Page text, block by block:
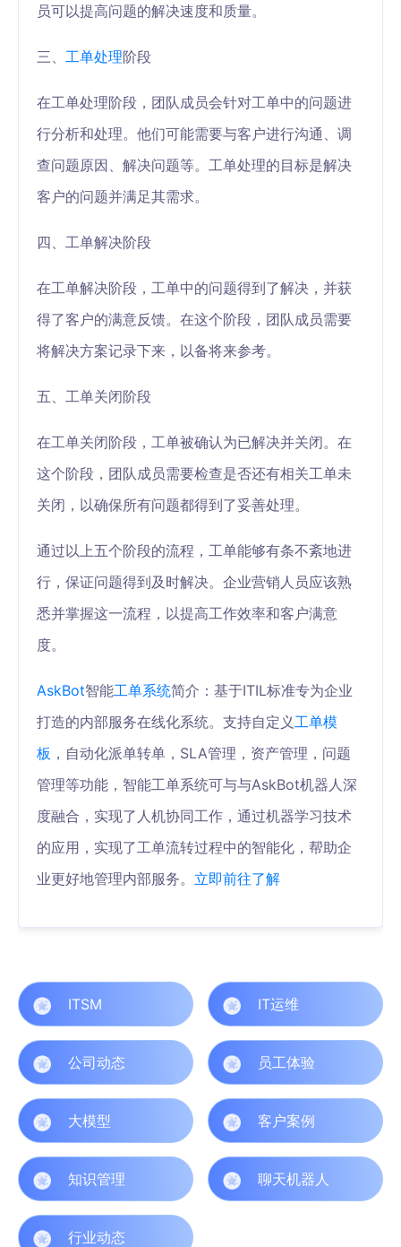
员可以提高问题的解决速度和质量。
三、 工单处理阶段
在工单处理阶段，团队成员会针对工单中的问题进
行分析和处理。他们可能需要与客户进行沟通、调
查问题原因、解决问题等。工单处理的目标是解决
客户的问题并满足其需求。
四、工单解决阶段
在工单解决阶段，工单中的问题得到了解决，并获
得了客户的满意反馈。在这个阶段，团队成员需要
将解决方案记录下来，以备将来参考。
五、工单关闭阶段
在工单关闭阶段，工单被确认为已解决并关闭。在
这个阶段，团队成员需要检查是否还有相关工单未
关闭，以确保所有问题都得到了妥善处理。
通过以上五个阶段的流程，工单能够有条不紊地进
行，保证问题得到及时解决。企业营销人员应该熟
悉并掌握这一流程，以提高工作效率和客户满意
度。
AskBot智能工单系统简介：基于ITIL标准专为企业
打造的内部服务在线化系统。支持自定义工单模
板 ，自动化派单转单，SLA管理，资产管理，问题
管理等功能，智能工单系统可与与AskBot机器人深
度融合，实现了人机协同工作，通过机器学习技术
的应用，实现了工单流转过程中的智能化，帮助企
业更好地管理内部服务。 立即前往了解
ITSM IT运维
公司动态 员工体验
大模型 客户案例
知识管理 聊天机器人
行业动态